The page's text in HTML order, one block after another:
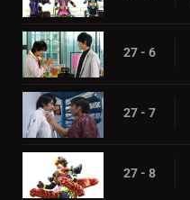
27 - 6
27 - 7
27 - 8